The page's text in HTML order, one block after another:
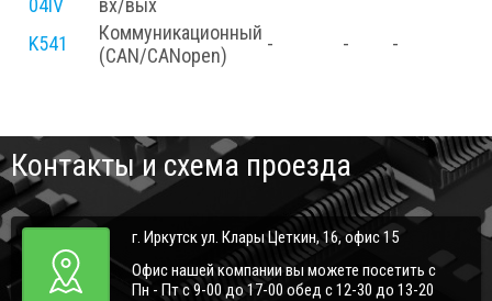
04IV
вх/вых
K541
Коммуникационный
(CAN/CANopen)
- - -
Контакты и схема проезда
г. Иркутск ул. Клары Цеткин, 16, офис 15
Офис нашей компании вы можете посетить с
Пн - Пт с 9-00 до 17-00 обед с 12-30 до 13-20